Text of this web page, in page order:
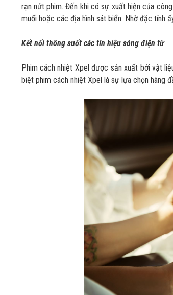
rạn nứt phim. Đến khi có sự xuất hiện của
muối hoặc các địa hình sát biển. Nhờ đặc tính
Kết nối thông suốt các tín hiệu sóng điện từ
Phim cách nhiệt Xpel được sản xuất bởi vật
biệt phim cách nhiệt Xpel là sự lựa chọn hàng